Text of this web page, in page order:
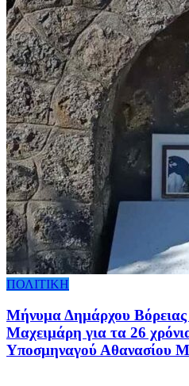
ΠΟΛΙΤΙΚΗ
Μήνυμα Δημάρχου
Μαχειμάρη για τα 26
Υποσμηναγού Αθανασίου